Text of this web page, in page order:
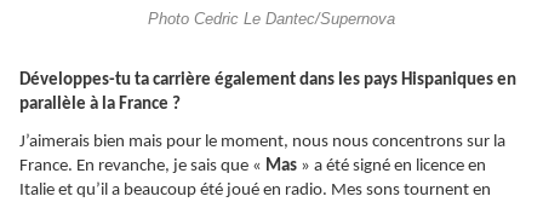
Photo Cedric Le Dantec/Supernova
Développes-tu ta carrière également dans les pays Hispaniques en
parallèle à la France ?
J’aimerais bien mais pour le moment, nous nous concentrons sur la
France. En revanche, je sais que « Mas » a été signé en licence en
Italie et qu’il a beaucoup été joué en radio. Mes sons tournent en